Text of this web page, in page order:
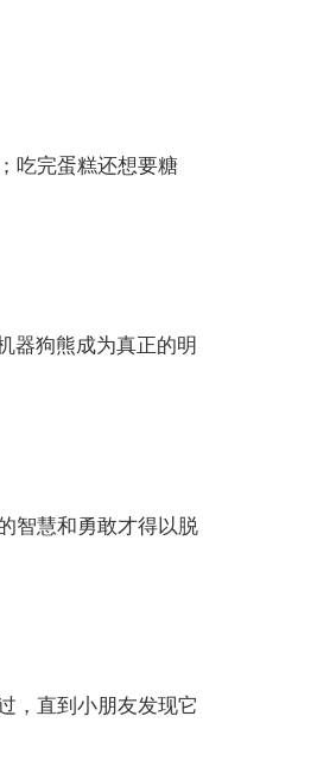
吃完蛋糕还想要糖
器狗熊成为真正的明
智慧和勇敢才得以脱
，直到小朋友发现它